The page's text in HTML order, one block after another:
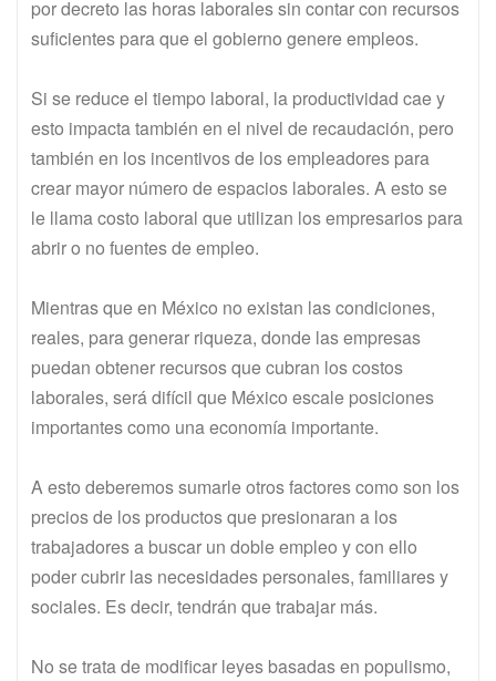
por decreto las horas laborales sin contar con recursos
suficientes para que el gobierno genere empleos.
Si se reduce el tiempo laboral, la productividad cae y
esto impacta también en el nivel de recaudación, pero
también en los incentivos de los empleadores para
crear mayor número de espacios laborales. A esto se
le llama costo laboral que utilizan los empresarios para
abrir o no fuentes de empleo.
Mientras que en México no existan las condiciones,
reales, para generar riqueza, donde las empresas
puedan obtener recursos que cubran los costos
laborales, será difícil que México escale posiciones
importantes como una economía importante.
A esto deberemos sumarle otros factores como son los
precios de los productos que presionaran a los
trabajadores a buscar un doble empleo y con ello
poder cubrir las necesidades personales, familiares y
sociales. Es decir, tendrán que trabajar más.
No se trata de modificar leyes basadas en populismo,